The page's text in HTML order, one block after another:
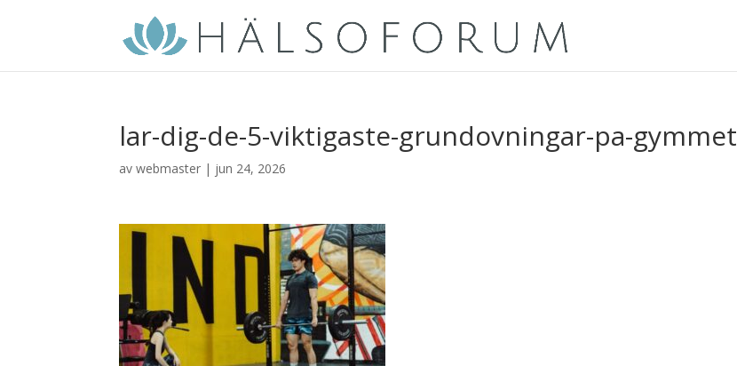
lar-dig-de-5-viktigaste-grundovningar-pa-gymmet
avwebmaster | jun 24, 2026